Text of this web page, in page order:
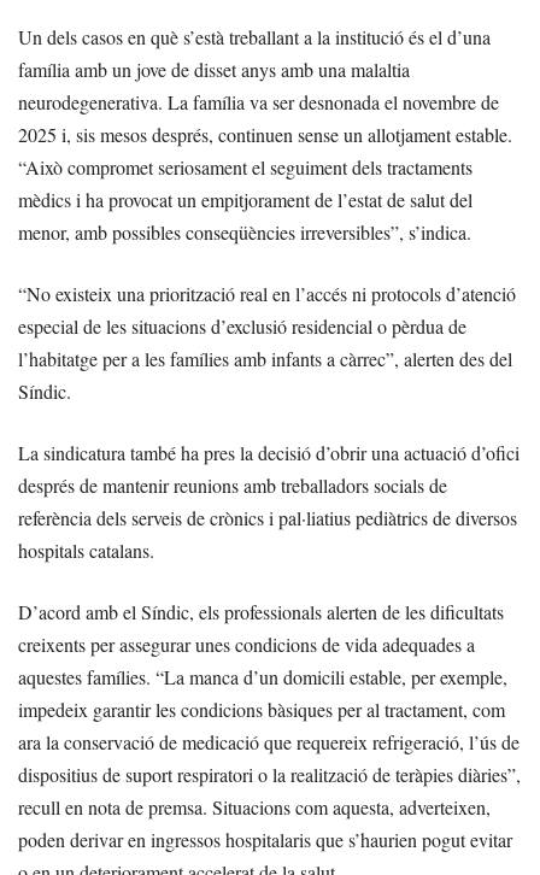
Un dels casos en què s’està treballant a la institució és el d’una
família amb un jove de disset anys amb una malaltia
neurodegenerativa. La família va ser desnonada el novembre de
2025 i, sis mesos després, continuen sense un allotjament estable.
“Això compromet seriosament el seguiment dels tractaments
mèdics i ha provocat un empitjorament de l’estat de salut del
menor, amb possibles conseqüències irreversibles”, s’indica.
“No existeix una priorització real en l’accés ni protocols d’atenció
especial de les situacions d’exclusió residencial o pèrdua de
l’habitatge per a les famílies amb infants a càrrec”, alerten des del
Síndic.
La sindicatura també ha pres la decisió d’obrir una actuació d’ofici
després de mantenir reunions amb treballadors socials de
referència dels serveis de crònics i pal·liatius pediàtrics de diversos
hospitals catalans.
D’acord amb el Síndic, els professionals alerten de les dificultats
creixents per assegurar unes condicions de vida adequades a
aquestes famílies. “La manca d’un domicili estable, per exemple,
impedeix garantir les condicions bàsiques per al tractament, com
ara la conservació de medicació que requereix refrigeració, l’ús de
dispositius de suport respiratori o la realització de teràpies diàries”,
recull en nota de premsa. Situacions com aquesta, adverteixen,
poden derivar en ingressos hospitalaris que s’haurien pogut evitar